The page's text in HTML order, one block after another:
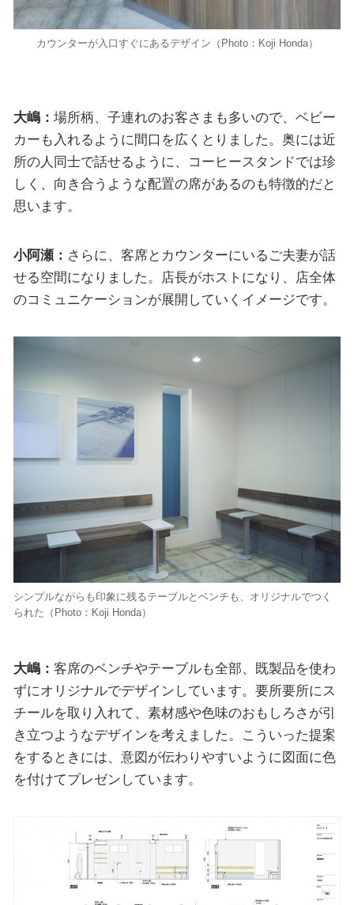
カウンターが入口すぐにあるデザイン（Photo：Koji Honda）
大嶋： 場所柄、子連れのお客さまも多いので、ベビー
カーも入れるように間口を広くとりました。奥には近
所の人同士で話せるように、コーヒースタンドでは珍
しく、向き合うような配置の席があるのも特徴的だと
思います。
小阿瀬： さらに、客席とカウンターにいるご夫妻が話
せる空間になりました。店長がホストになり、店全体
のコミュニケーションが展開していくイメージです。
シンプルながらも印象に残るテーブルとベンチも、オリジナルでつく
られた（Photo：Koji Honda）
大嶋： 客席のベンチやテーブルも全部、既製品を使わ
ずにオリジナルでデザインしています。要所要所にス
チールを取り入れて、素材感や色味のおもしろさが引
き立つようなデザインを考えました。こういった提案
をするときには、意図が伝わりやすいように図面に色
を付けてプレゼンしています。